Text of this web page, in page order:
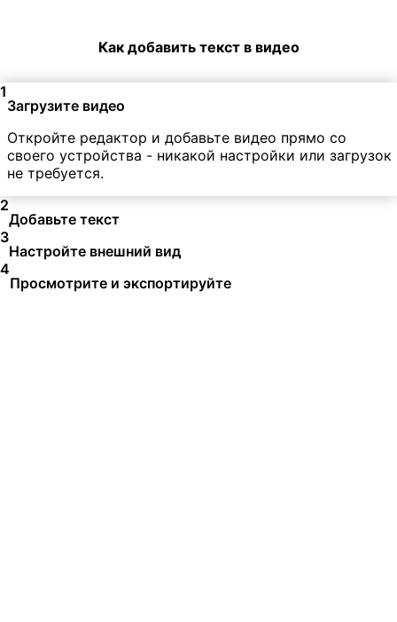
Как добавить текст в видео
1
Загрузите видео
Откройте редактор и добавьте видео прямо со
своего устройства - никакой настройки или загрузок
не требуется.
2
Добавьте текст
3
Настройте внешний вид
4
Просмотрите и экспортируйте